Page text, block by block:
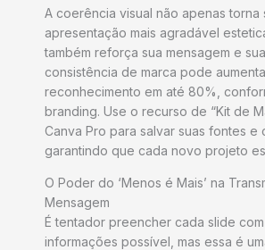
A coerência visual não apenas torna
apresentação mais agradável
também reforça sua mensagem e
consistência de marca pode
reconhecimento em até 80%,
branding. Use o recurso de “Kit de
Canva Pro para salvar suas fontes e
garantindo que cada novo projeto
O Poder do ‘Menos é Mais’ na
Mensagem
É tentador preencher cada slide
informações possível, mas essa é